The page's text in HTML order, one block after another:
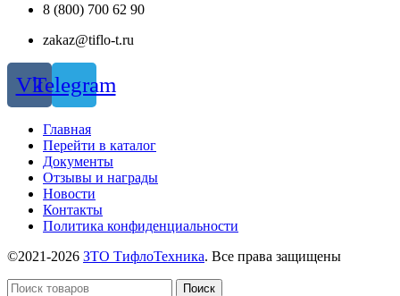
8 (800) 700 62 90
zakaz@tiflo-t.ru
VkTelegram
Главная
Перейти в каталог
Документы
Отзывы и награды
Новости
Контакты
Политика конфиденциальности
©2021-2026 ЗТО ТифлоТехника. Все права защищены
Поиск